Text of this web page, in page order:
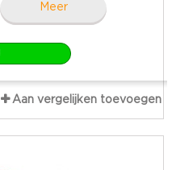
Meer
Aan vergelijken toevoegen